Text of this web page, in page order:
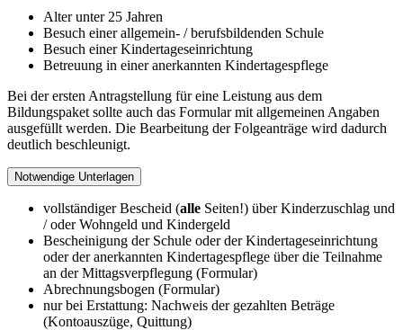
Alter unter 25 Jahren
Besuch einer allgemein- / berufsbildenden Schule
Besuch einer Kindertageseinrichtung
Betreuung in einer anerkannten Kindertagespflege
Bei der ersten Antragstellung für eine Leistung aus dem
Bildungspaket sollte auch das Formular mit allgemeinen Angaben
ausgefüllt werden. Die Bearbeitung der Folgeanträge wird dadurch
deutlich beschleunigt.
Notwendige Unterlagen
vollständiger Bescheid (alle Seiten!) über Kinderzuschlag und
/ oder Wohngeld und Kindergeld
Bescheinigung der Schule oder der Kindertageseinrichtung
oder der anerkannten Kindertagespflege über die Teilnahme
an der Mittagsverpflegung (Formular)
Abrechnungsbogen (Formular)
nur bei Erstattung: Nachweis der gezahlten Beträge
(Kontoauszüge, Quittung)